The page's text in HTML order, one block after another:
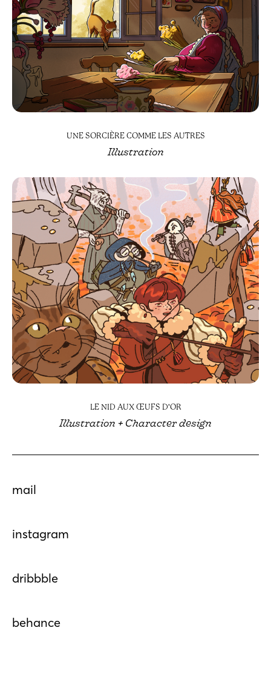
UNE SORCIÈRE COMME LES AUTRES
Illustration
LE NID AUX ŒUFS D'OR
Illustration + Character design
mail
instagram
dribbble
behance